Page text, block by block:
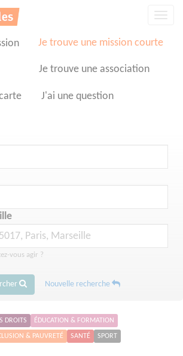
Je trouve une mission courte
Je trouve une association
J'ai une question
vous agir ?
Nouvelle recherche
DROITS ÉDUCATION & FORMATION
& PAUVRETÉ SANTÉ SPORT
cookies